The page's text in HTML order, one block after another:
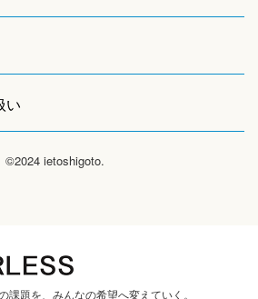
い
©2024 ietoshigoto.
課題を、みんなの希望へ変えていく。